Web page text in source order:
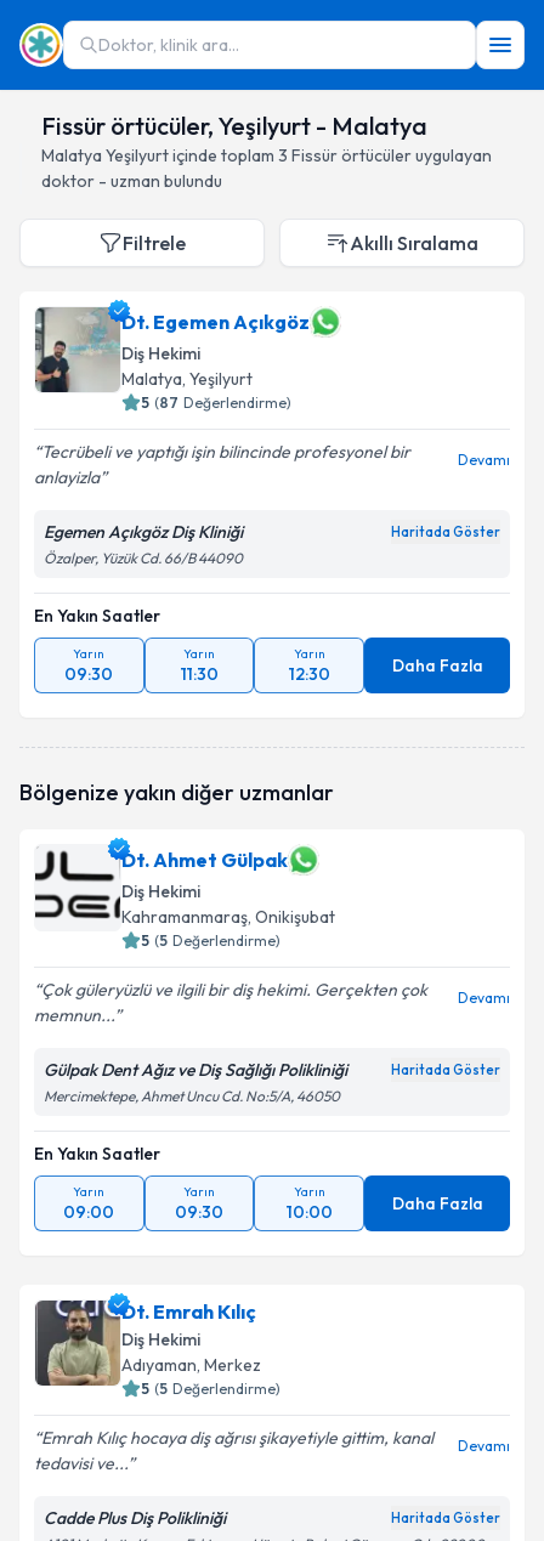
Doktor, klinik ara...
Fissür örtücüler, Yeşilyurt - Malatya
Malatya Yeşilyurtiçinde toplam 3 Fissür örtücüleruygulayan
doktor - uzman bulundu
Filtrele Akıllı Sıralama
Dt. Egemen Açıkgöz
Diş Hekimi
Malatya, Yeşilyurt
5 (87 Değerlendirme)
Tecrübeli ve yaptığı işin bilincinde profesyonel bir
anlayizla
Devamı
Egemen Açıkgöz Diş Kliniği Haritada Göster
Özalper, Yüzük Cd. 66/B 44090
En Yakın Saatler
Yarın
09:30
Yarın
11:30
Yarın
12:30 Daha Fazla
Bölgenize yakın diğer uzmanlar
Dt. Ahmet Gülpak
Diş Hekimi
Kahramanmaraş, Onikişubat
5 (5 Değerlendirme)
Çok güleryüzlü ve ilgili bir diş hekimi. Gerçekten çok
memnun...
Devamı
Gülpak Dent Ağız ve Diş Sağlığı Polikliniği Haritada Göster
Mercimektepe, Ahmet Uncu Cd. No:5/A, 46050
En Yakın Saatler
Yarın
09:00
Yarın
09:30
Yarın
10:00 Daha Fazla
Dt. Emrah Kılıç
Diş Hekimi
Adıyaman, Merkez
5 (5 Değerlendirme)
Emrah Kılıç hocaya diş ağrısı şikayetiyle gittim, kanal
tedavisi ve...
Devamı
Cadde Plus Diş Polikliniği Haritada Göster